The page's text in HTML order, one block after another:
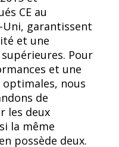
CE au
Uni, garantissent
et une
Pour
et une
nous
de
les deux
la même
possède deux.